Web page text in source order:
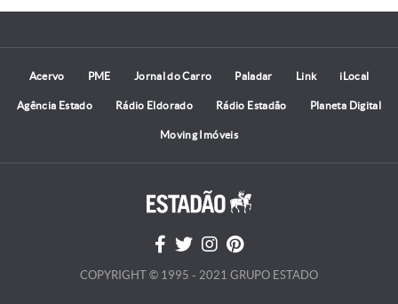
Acervo PME Jornal do Carro Paladar Link iLocal
Agência Estado Rádio Eldorado Rádio Estadão Planeta Digital
Moving Imóveis
COPYRIGHT © 1995 - 2021 GRUPO ESTADO